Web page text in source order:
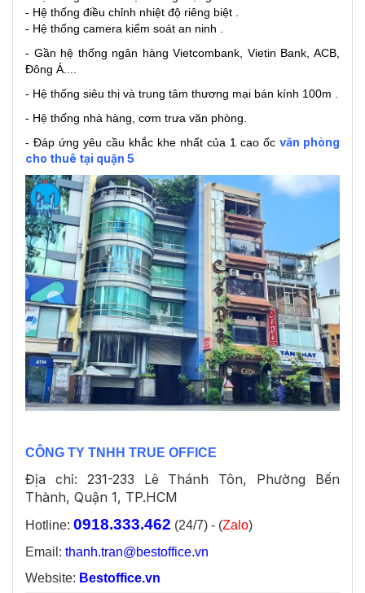
- Hệ thống điều chỉnh nhiệt độ riêng biệt .
- Hệ thống camera kiểm soát an ninh .
- Gần hệ thống ngân hàng Vietcombank, Vietin Bank, ACB,
Đông Á....
- Hệ thống siêu thị và trung tâm thương mại bán kính 100m .
- Hệ thống nhà hàng, cơm trưa văn phòng.
- Đáp ứng yêu cầu khắc khe nhất của 1 cao ốc văn phòng
cho thuê tại quận 5
CÔNG TY TNHH TRUE OFFICE
Địa chỉ: 231-233 Lê Thánh Tôn, Phường Bến
Thành, Quận 1, TP.HCM
Hotline: 0918.333.462 (24/7) - (Zalo)
Email: thanh.tran@bestoffice.vn
Website: Bestoffice.vn